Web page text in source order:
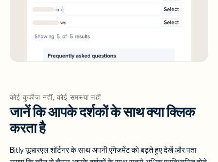
कोई कुकीज़ नहीं, कोई समस्या नहीं
जानें कि आपके दर्शकों के साथ क्या क्लिक
करता है
Bitly यूआरएल शॉर्टनर के साथ अपनी एंगेजमेंट को बढ़ते हुए देखें और पता